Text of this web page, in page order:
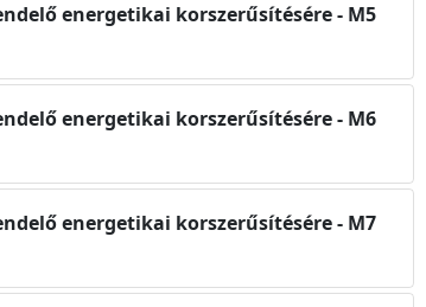
energetikai korszerűsítésére - M5
energetikai korszerűsítésére - M6
energetikai korszerűsítésére - M7